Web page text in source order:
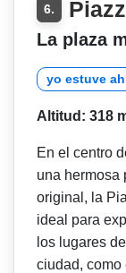
6.
La plaza
yo estuve
Altitud: 318
En el centro
una hermosa
original, la
ideal para
los lugares
ciudad, como